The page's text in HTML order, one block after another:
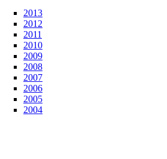
2013
2012
2011
2010
2009
2008
2007
2006
2005
2004